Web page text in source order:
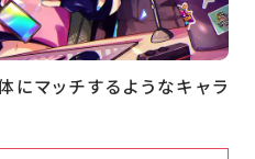
マッチするようなキャラ